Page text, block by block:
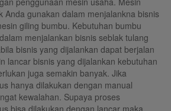
Anda gunakan dalam menjalankna bisnis
giling bumbu. Kebutuhan bumbu
menjalankan bisnis seblak tulang
bisnis yang dijalankan dapat berjalan
lancar bisnis yang dijalankan kebutuhan
juga semakin banyak. Jika
hanya dilakukan dengan manual
kewalahan. Supaya proses